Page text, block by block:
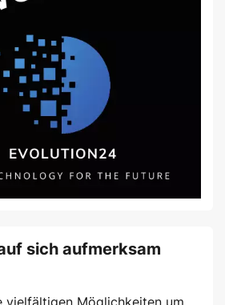
sich aufmerksam
vielfältigen Möglichkeiten um